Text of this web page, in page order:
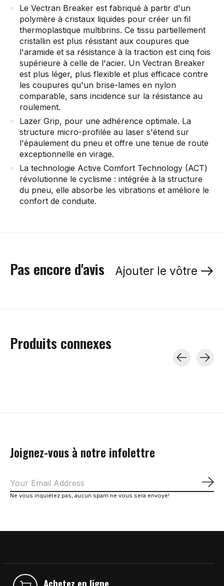
Le Vectran Breaker est fabriqué à partir d'un
polymère à cristaux liquides pour créer un fil
thermoplastique multibrins. Ce tissu partiellement
cristallin est plus résistant aux coupures que
l'aramide et sa résistance à la traction est cinq fois
supérieure à celle de l'acier. Un Vectran Breaker
est plus léger, plus flexible et plus efficace contre
les coupures qu'un brise-lames en nylon
comparable, sans incidence sur la résistance au
roulement.
Lazer Grip, pour une adhérence optimale. La
structure micro-profilée au laser s'étend sur
l'épaulement du pneu et offre une tenue de route
exceptionnelle en virage.
La technologie Active Comfort Technology (ACT)
révolutionne le cyclisme : intégrée à la structure
du pneu, elle absorbe les vibrations et améliore le
confort de conduite.
Pas encore d'avis Ajouter le vôtre
Produits connexes
Joignez-vous à notre infolettre
Ne vous inquiétez pas, aucun spam ne vous sera envoyé!
Achetez en ligne